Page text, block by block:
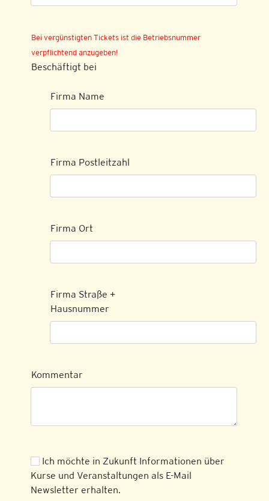
Bei vergünstigten Tickets ist die Betriebsnummer
verpflichtend anzugeben!
Beschäftigt bei
Firma Name
Firma Postleitzahl
Firma Ort
Firma Straße +
Hausnummer
Kommentar
Ich möchte in Zukunft Informationen über
Kurse und Veranstaltungen als E-Mail
Newsletter erhalten.